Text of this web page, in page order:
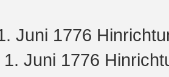
Juni 1776
1. Juni 1776